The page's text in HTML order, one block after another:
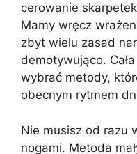
cerowanie
Mamy wręcz
zbyt wielu zasad
demotywująco.
wybrać metody,
obecnym rytmem
Nie musisz od razu
nogami. Metoda